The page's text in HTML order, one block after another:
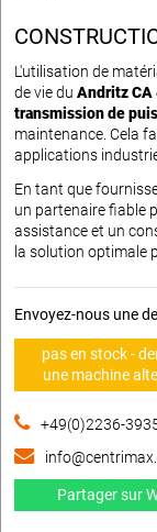
L'utilisation de
de vie du Andritz CA
transmission de
maintenance. Cela
applications
En tant que
un partenaire fiable
assistance et un
la solution optimale
Envoyez-nous une
pas en stock -
une machine
+49(0)2236-
Partager sur